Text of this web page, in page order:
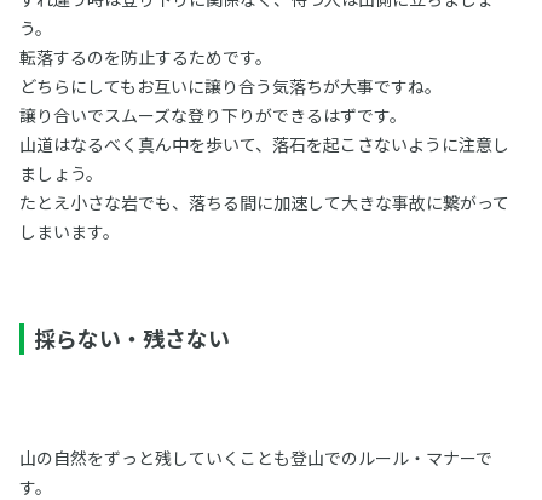
う。
転落するのを防止するためです。
どちらにしてもお互いに譲り合う気落ちが大事ですね。
譲り合いでスムーズな登り下りができるはずです。
山道はなるべく真ん中を歩いて、落石を起こさないように注意し
ましょう。
たとえ小さな岩でも、落ちる間に加速して大きな事故に繋がって
しまいます。
採らない・残さない
山の自然をずっと残していくことも登山でのルール・マナーで
す。